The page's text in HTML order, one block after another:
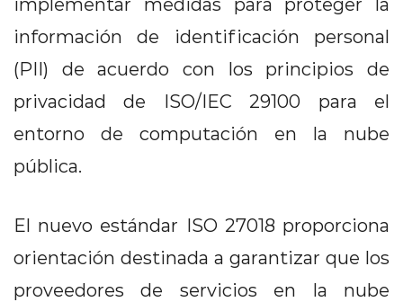
información de identificación personal
(PII) de acuerdo con los principios de
privacidad de ISO/IEC 29100 para el
entorno de computación en la nube
pública.
El nuevo estándar ISO 27018 proporciona
orientación destinada a garantizar que los
proveedores de servicios en la nube